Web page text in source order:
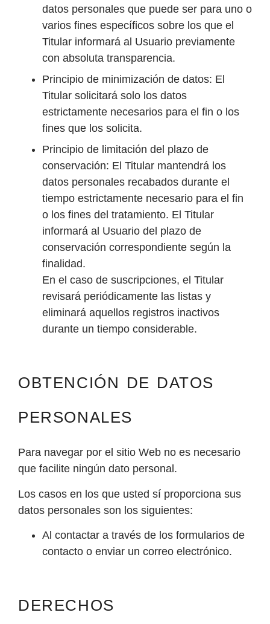
datos personales que puede ser para uno o
varios fines específicos sobre los que el
Titular informará al Usuario previamente
con absoluta transparencia.
Principio de minimización de datos: El
Titular solicitará solo los datos
estrictamente necesarios para el fin o los
fines que los solicita.
Principio de limitación del plazo de
conservación: El Titular mantendrá los
datos personales recabados durante el
tiempo estrictamente necesario para el fin
o los fines del tratamiento. El Titular
informará al Usuario del plazo de
conservación correspondiente según la
finalidad.
En el caso de suscripciones, el Titular
revisará periódicamente las listas y
eliminará aquellos registros inactivos
durante un tiempo considerable.
OBTENCIÓN DE DATOS
PERSONALES
Para navegar por el sitio Web no es necesario
que facilite ningún dato personal.
Los casos en los que usted sí proporciona sus
datos personales son los siguientes:
Al contactar a través de los formularios de
contacto o enviar un correo electrónico.
DERECHOS